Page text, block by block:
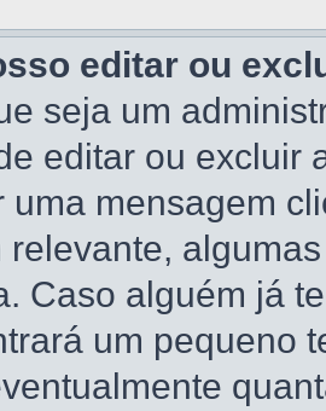
editar ou
seja um
editar ou excluir
uma mensagem
relevante,
Caso alguém já
um pequeno